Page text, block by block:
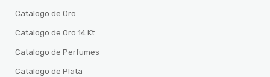
Catalogo de Oro
Catalogo de Oro 14 Kt
Catalogo de Perfumes
Catalogo de Plata